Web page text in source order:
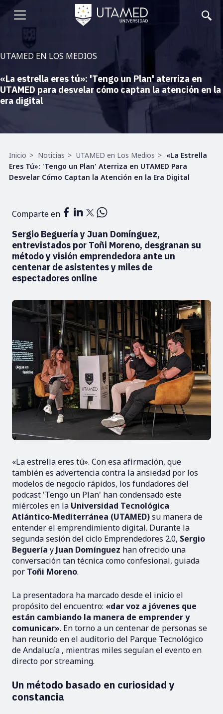
Pasar
contenido
principal
Abrir
menu
UTAMED EN LOS MEDIOS
«La estrella eres tú»: 'Tengo un Plan' aterriza en
UTAMED para desvelar cómo captan la atención en la
era digital
Ruta
de
navegación
Inicio Noticias UTAMED en Los Medios
«La Estrella
Eres Tú»: 'Tengo un Plan' Aterriza en UTAMED Para
Desvelar Cómo Captan la Atención en la Era Digital
Comparte en
Sergio Beguería y Juan Domínguez,
entrevistados por Toñi Moreno, desgranan su
método y visión emprendedora ante un
centenar de asistentes y miles de
espectadores online
«La estrella eres tú». Con esa afirmación, que
también es advertencia contra la ansiedad por los
modelos de negocio rápidos, los fundadores del
podcast 'Tengo un Plan' han condensado este
miércoles en la Universidad Tecnológica
Atlántico-Mediterránea (UTAMED)su manera de
entender el emprendimiento digital. Durante la
segunda sesión del ciclo Emprendedores 2.0, Sergio
Beguería y Juan Domínguez han ofrecido una
conversación tan técnica como confesional, guiada
por Toñi Moreno.
La presentadora ha marcado desde el inicio el
propósito del encuentro: «dar voz a jóvenes que
están cambiando la manera de emprender y
comunicar». En torno a un centenar de personas se
han reunido en el auditorio del Parque Tecnológico
de Andalucía , mientras miles seguían el evento en
directo por streaming.
Un método basado en curiosidad y
constancia